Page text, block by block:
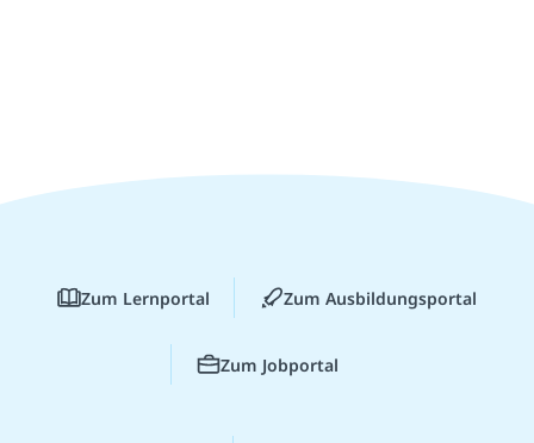
Zum Lernportal Zum Ausbildungsportal
Zum Jobportal